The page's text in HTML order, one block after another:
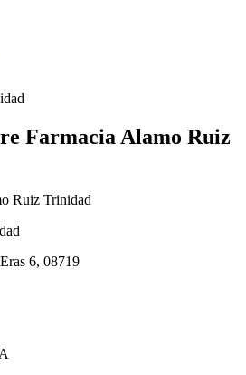
Farmacia Alamo Ruiz
Ruiz Trinidad
6, 08719